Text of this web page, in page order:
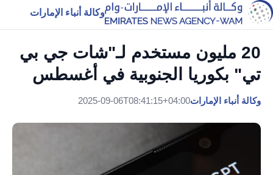
وكالة أنباء الإمارات
20 مليون مستخدم لـ"شات جي بي
تي" بكوريا الجنوبية في أغسطس
وكالة أنباء الإمارات2025-09-06T08:41:15+04:00